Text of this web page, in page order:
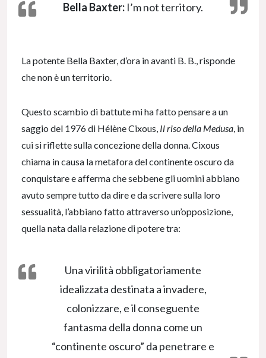
Bella Baxter: I’m not territory.
La potente Bella Baxter, d’ora in avanti B. B., risponde
che non è un territorio.
Questo scambio di battute mi ha fatto pensare a un
saggio del 1976 di Hélène Cixous, Il riso della Medusa, in
cui si riflette sulla concezione della donna. Cixous
chiama in causa la metafora del continente oscuro da
conquistare e afferma che sebbene gli uomini abbiano
avuto sempre tutto da dire e da scrivere sulla loro
sessualità, l’abbiano fatto attraverso un’opposizione,
quella nata dalla relazione di potere tra:
Una virilità obbligatoriamente
idealizzata destinata a invadere,
colonizzare, e il conseguente
fantasma della donna come un
“continente oscuro” da penetrare e